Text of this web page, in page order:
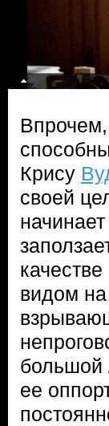
Крису
своей
видом
большой
ее